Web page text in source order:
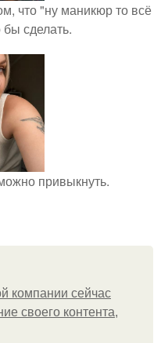
что "ну маникюр то всё
сделать.
привыкнуть.
компании сейчас
своего контента,